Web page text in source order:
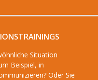
Situation
Beispiel, in
Oder Sie